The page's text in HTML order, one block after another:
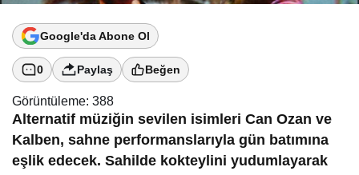
Google'da Abone Ol
0 Paylaş Beğen
Görüntüleme: 388
Alternatif müziğin sevilen isimleri Can Ozan ve
Kalben, sahne performanslarıyla gün batımına
eşlik edecek. Sahilde kokteylini yudumlayarak